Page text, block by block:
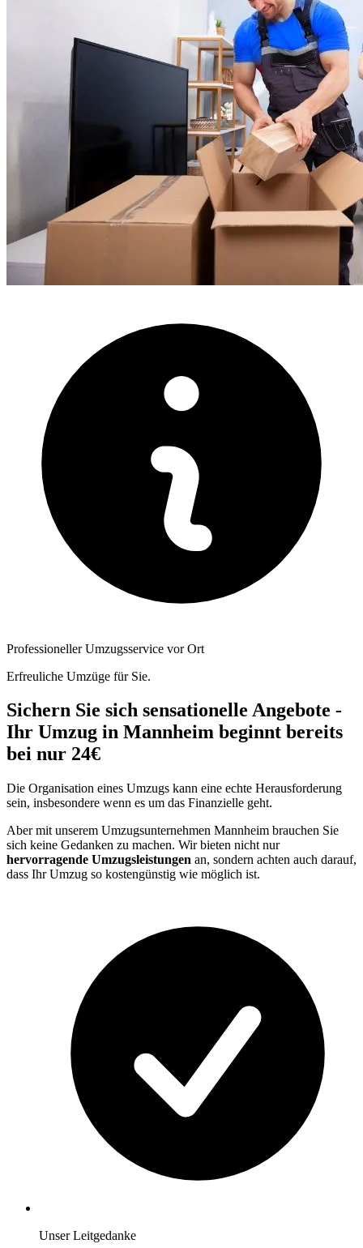
Professioneller Umzugsservice vor Ort
Erfreuliche Umzüge für Sie.
Sichern Sie sich sensationelle Angebote -
Ihr Umzug in Mannheim beginnt bereits
bei nur 24€
Die Organisation eines Umzugs kann eine echte Herausforderung
sein, insbesondere wenn es um das Finanzielle geht.
Aber mit unserem Umzugsunternehmen Mannheim brauchen Sie
sich keine Gedanken zu machen. Wir bieten nicht nur
hervorragende Umzugsleistungen an, sondern achten auch darauf,
dass Ihr Umzug so kostengünstig wie möglich ist.
Unser Leitgedanke